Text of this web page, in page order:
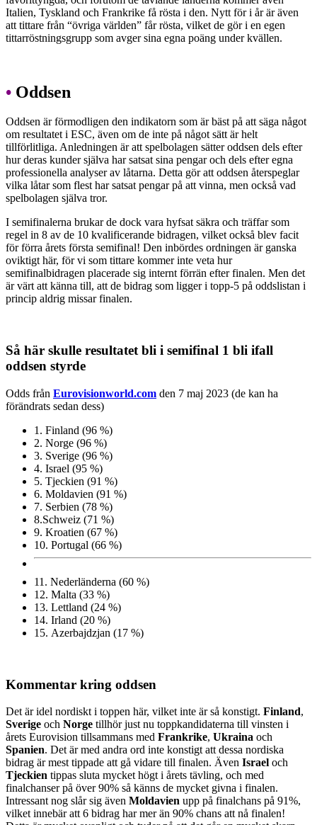
Italien, Tyskland och Frankrike få rösta i den. Nytt för i år är även
att tittare från “övriga världen” får rösta, vilket de gör i en egen
tittarröstningsgrupp som avger sina egna poäng under kvällen.
• Oddsen
Oddsen är förmodligen den indikatorn som är bäst på att säga något
om resultatet i ESC, även om de inte på något sätt är helt
tillförlitliga. Anledningen är att spelbolagen sätter oddsen dels efter
hur deras kunder själva har satsat sina pengar och dels efter egna
professionella analyser av låtarna. Detta gör att oddsen återspeglar
vilka låtar som flest har satsat pengar på att vinna, men också vad
spelbolagen själva tror.
I semifinalerna brukar de dock vara hyfsat säkra och träffar som
regel in 8 av de 10 kvalificerande bidragen, vilket också blev facit
för förra årets första semifinal! Den inbördes ordningen är ganska
oviktigt här, för vi som tittare kommer inte veta hur
semifinalbidragen placerade sig internt förrän efter finalen. Men det
är värt att känna till, att de bidrag som ligger i topp-5 på oddslistan i
princip aldrig missar finalen.
Så här skulle resultatet bli i semifinal 1 bli ifall
oddsen styrde
Odds från Eurovisionworld.com den 7 maj 2023 (de kan ha
förändrats sedan dess)
1. Finland (96 %)
2. Norge (96 %)
3. Sverige (96 %)
4. Israel (95 %)
5. Tjeckien (91 %)
6. Moldavien (91 %)
7. Serbien (78 %)
8.Schweiz (71 %)
9. Kroatien (67 %)
10. Portugal (66 %)
11. Nederländerna (60 %)
12. Malta (33 %)
13. Lettland (24 %)
14. Irland (20 %)
15. Azerbajdzjan (17 %)
Kommentar kring oddsen
Det är idel nordiskt i toppen här, vilket inte är så konstigt. Finland,
Sverige och Norge tillhör just nu toppkandidaterna till vinsten i
årets Eurovision tillsammans med Frankrike, Ukraina och
Spanien. Det är med andra ord inte konstigt att dessa nordiska
bidrag är mest tippade att gå vidare till finalen. Även Israel och
Tjeckien tippas sluta mycket högt i årets tävling, och med
finalchanser på över 90% så känns de mycket givna i finalen.
Intressant nog slår sig även Moldavien upp på finalchans på 91%,
vilket innebär att 6 bidrag har mer än 90% chans att nå finalen!